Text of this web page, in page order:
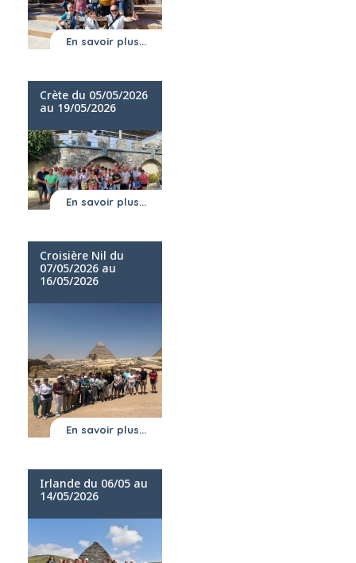
En savoir plus...
Crète du 05/05/2026
au 19/05/2026
En savoir plus...
Croisière Nil du
07/05/2026 au
16/05/2026
En savoir plus...
Irlande du 06/05 au
14/05/2026